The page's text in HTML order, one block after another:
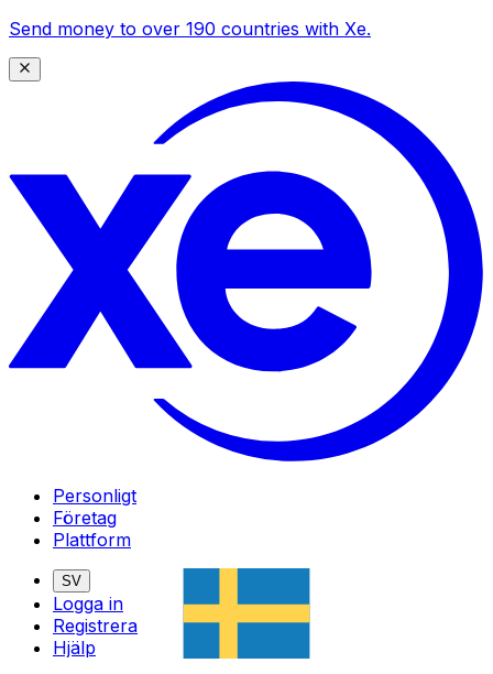
Send money to over 190 countries with Xe.
Personligt
Företag
Plattform
SV
Logga in
Registrera
Hjälp